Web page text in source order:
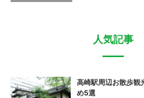
人気記事
高崎駅周辺お散歩観
め5選